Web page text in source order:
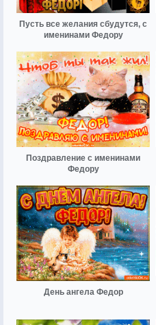
Пусть все желания сбудутся, с
именинами Федору
Поздравление с именинами
Федору
День ангела Федор